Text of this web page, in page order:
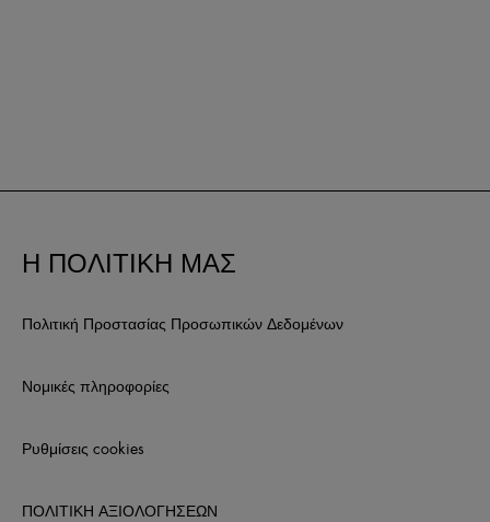
Η ΠΟΛΙΤΙΚΗ ΜΑΣ
Πολιτική Προστασίας Προσωπικών Δεδομένων
Νομικές πληροφορίες
Ρυθμίσεις cookies
ΠΟΛΙΤΙΚΗ ΑΞΙΟΛΟΓΗΣΕΩΝ